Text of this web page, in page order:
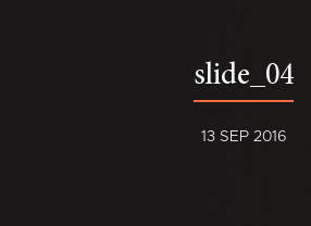
slide_04
13 SEP 2016